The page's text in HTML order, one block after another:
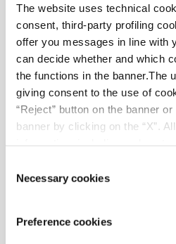
The website uses technical
consent, third-party profiling
offer you messages in line with
can decide whether and which
the functions in the banner.The
giving consent to the use of
“Reject” button on the banner
banner by clicking on the “X”.
Selection
Necessary cookies
Preference cookies
promoción de prácticas
nuestras iniciativas de CSR
nuestra dedicación a
frente a los desequilibrios
negativamente a las
globales por igual.
Este vídeo muestra cómo
Together " y creando un
¿Lo sabías?